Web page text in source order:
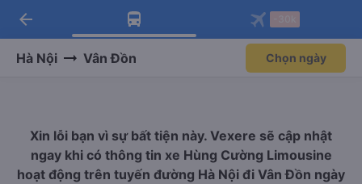
Tải app Vexere ngay!
Nhận ưu đãi thành viên độc
Mở app
Tải app Vexere
-30k/ghế khi đặt vé máy bay qua
Mở app
arrow_back
Hà Nội Vân Đồn Chọn ngày
Xin lỗi bạn vì sự bất tiện này. Vexere sẽ cập nhật
ngay khi có thông tin xe Hùng Cường Limousine
hoạt động trên tuyến đường Hà Nội đi Vân Đồn ngày